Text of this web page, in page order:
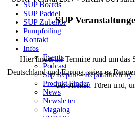
SUP Boards
SUP Paddel
SUP Zubehör
Pumpfoiling
Kontakt
Infos
Events
Podcast
Sup Repair – Reparaturen
Produkt Finder
News
Newsletter
Magalog
SUP
Hier findet ihr Termine rund um das
Deutschland und Europa, seien es
der offenen Türen und,